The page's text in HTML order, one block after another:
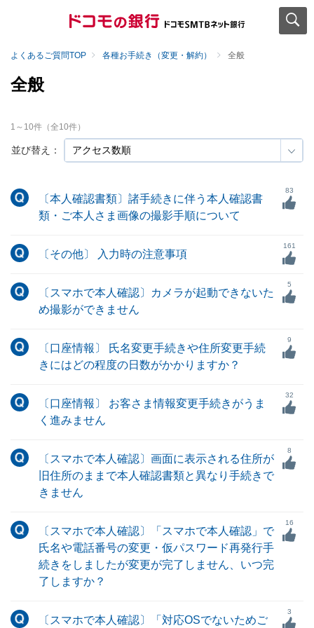
よくあるご質問TOP 各種お手続き（変更・解約） 全般
全般
並び替え：
1 ～ 10件（全10件）
〔本人確認書類〕諸手続きに伴う本人確認書
類・ご本人さま画像の撮影手順について
83
〔その他〕 入力時の注意事項
161
〔スマホで本人確認〕カメラが起動できないた
め撮影ができません
5
〔口座情報〕 氏名変更手続きや住所変更手続
きにはどの程度の日数がかかりますか？
9
〔口座情報〕 お客さま情報変更手続きがうま
く進みません
32
〔スマホで本人確認〕画面に表示される住所が
旧住所のままで本人確認書類と異なり手続きで
きません
8
〔スマホで本人確認〕「スマホで本人確認」で
氏名や電話番号の変更・仮パスワード再発行手
続きをしましたが変更が完了しません、いつ完
了しますか？
16
〔スマホで本人確認〕「対応OSでないためご
3